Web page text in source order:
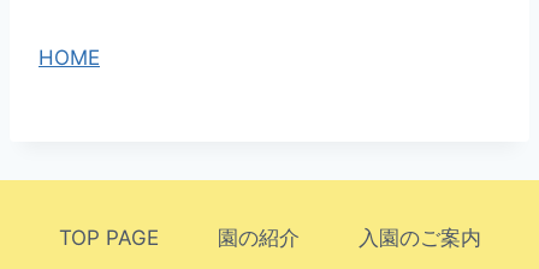
HOME
TOP PAGE 園の紹介
入園のご案内